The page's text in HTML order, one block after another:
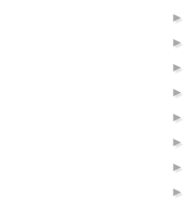
►
►
►
►
►
►
►
►